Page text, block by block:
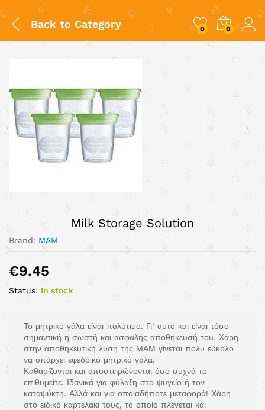
Back to Category 0 0
Milk Storage Solution
Brand: MAM
€9.45
Status: In stock
Το μητρικό γάλα είναι πολύτιμο. Γι’ αυτό και είναι τόσο
σημαντική η σωστή και ασφαλής αποθήκευσή του. Χάρη
στην αποθηκευτική λύση της ΜΑΜ γίνεται πολύ εύκολο
να υπάρχει εφεδρικό μητρικό γάλα.
Καθαρίζονται και αποστειρώνονται όσο συχνά το
επιθυμείτε. Ιδανικά για φύλαξη στο ψυγείο ή τον
καταψύκτη. Αλλά και για οποιαδήποτε μεταφορά! Χάρη
στο ειδικό καρτελάκι τους, το οποίο πλένεται και